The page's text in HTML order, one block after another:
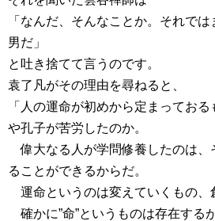
「なんだ、そんなことか。それで
男だ」
と吐き捨てて言うのです。
袁了凡がその理由を尋ねると、
「人の運命が初めから定まってお
や孔子が苦労したのか。
偉大なる人が学問修養したのは、
ることができるからだ。
運命というのは変えていくもの、
確かに”命”というものは存在する